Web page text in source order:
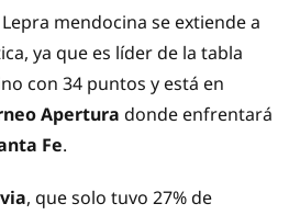
mendocina se extiende a
ya que es líder de la tabla
con 34 puntos y está en
Apertura donde enfrentará
Fe.
, que solo tuvo 27% de